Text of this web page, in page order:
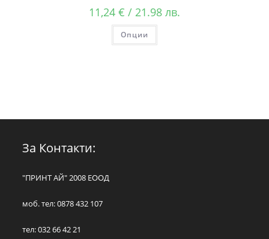
11,24 € / 21.98 лв.
Опции
За Контакти:
"ПРИНТ АЙ" 2008 ЕООД
моб. тел: 0878 432 107
тел: 032 66 42 21